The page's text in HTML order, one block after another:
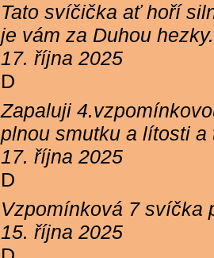
Tato svíčička ať hoří
je vám za Duhou
17. října 2025
D
Zapaluji
plnou smutku a lítosti
17. října 2025
D
Vzpomínková 7 svíčka
15. října 2025